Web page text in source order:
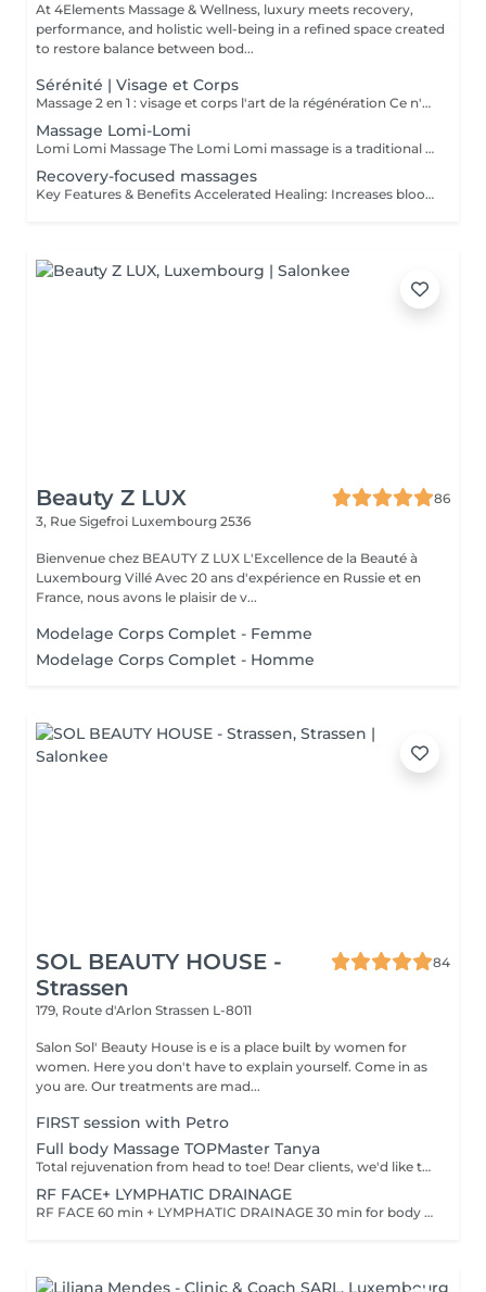
At 4Elements Massage & Wellness, luxury meets recovery,
performance, and holistic well-being in a refined space created
to restore balance between bod...
Sérénité | Visage et Corps
Massage 2 en 1 : visage et corps l'art de la régénération Ce n'est pas simplement un massage. C'est une profonde réinitialisation de tout l'organisme en une seule séance. Pendant que le corps se libère des tensions et de la fatigue, le visage retrouve fraîcheur, tonicité et éclat naturel. Les processus de régénération s'activent, le drainage lymphatique s'améliore, la légèreté revient dans le corps et la clarté dans l'esprit. Un visage raffermi et soigneusement sublimé Un corps détendu, vivant et harmonieux Une sensation de calme qui se ressent de l'intérieur Le choix idéal pour celles et ceux qui souhaitent mieux paraître, ressentir davantage et optimiser leur temps. Une seule séance des résultats visibles et un plaisir profond. Offrez-vous le luxe de prendre soin de vous.
Massage Lomi-Lomi
Lomi Lomi Massage The Lomi Lomi massage is a traditional Hawaiian technique known for its long, flowing, wave-like movements that soothe the body and calm the mind. Using her forearms and rhythmic, continuous motions, Ksenija creates a deep sense of relaxation, helping to release tension, melt stress, and restore emotional balance. It's a gentle, holistic, and extremely comforting experience like being carried by warm ocean waves. Perfect for anyone seeking profound relaxation and inner harmony.
Recovery-focused massages
Key Features & Benefits Accelerated Healing: Increases blood flow to muscles and tendons, delivering essential nutrients and oxygen to repair tissue. Reduced Soreness & Stiffness: Eases Delayed Onset Muscle Soreness (DOMS) and increases range of motion by loosening tight muscles. Waste Removal: Aids in flushing out lactic acid and metabolic waste products from muscles. Injury Prevention: Identifies and releases muscle adhesions (knots) that cause imbalances, reducing the risk of further injury. Targeted Approach: Focuses on specific muscle groups or areas of pain, such as the back, shoulders, or hips.
Beauty Z LUX
86
3, Rue Sigefroi Luxembourg 2536
Bienvenue chez BEAUTY Z LUX L'Excellence de la Beauté à
Luxembourg Villé Avec 20 ans d'expérience en Russie et en
France, nous avons le plaisir de v...
Modelage Corps Complet - Femme
Modelage Corps Complet - Homme
SOL BEAUTY HOUSE -
Strassen
84
179, Route d'Arlon Strassen L-8011
Salon Sol' Beauty House is e is a place built by women for
women. Here you don't have to explain yourself. Come in as
you are. Our treatments are mad...
FIRST session with Petro
Full body Massage TOPMaster Tanya
Total rejuvenation from head to toe! Dear clients, we'd like to draw your attention to the fact that the actual massage time is indicated in parentheses next to the name of the massage. The duration list on the website includes time for room and client preparation. We strive to provide you with the highest quality and comfort. Thank you for your understanding. WHAT IS FULL BODY MASSAGE? It's a comprehensive massage that targets all major muscle groups, relieving stress, tension, and fatigue throughout the entire body. Using a combination of techniques, this treatment boosts circulation, relaxes the nervous system, and restores your natural energy balance. Ideal for those needing a full reset for both body and mind.
RF FACE+ LYMPHATIC DRAINAGE
RF FACE 60 min + LYMPHATIC DRAINAGE 30 min for body Your face lifts. Your body drains. Two systems working together to provide the full experience.